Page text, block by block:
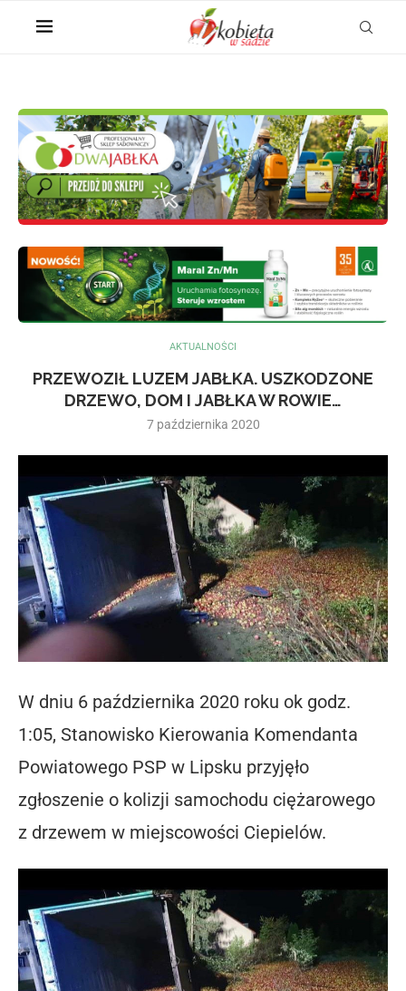
AKTUALNOŚCI
PRZEWOZIŁ LUZEM JABŁKA. USZKODZONE
DRZEWO, DOM I JABŁKA W ROWIE…
7 października 2020
W dniu 6 października 2020 roku ok godz.
1:05, Stanowisko Kierowania Komendanta
Powiatowego PSP w Lipsku przyjęło
zgłoszenie o kolizji samochodu ciężarowego
z drzewem w miejscowości Ciepielów.